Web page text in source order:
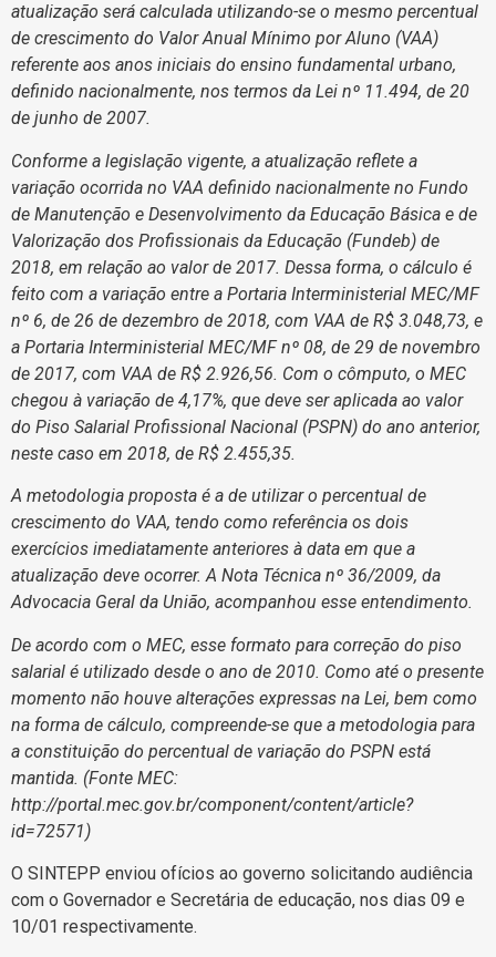
atualização será calculada utilizando-se o mesmo percentual
de crescimento do Valor Anual Mínimo por Aluno (VAA)
referente aos anos iniciais do ensino fundamental urbano,
definido nacionalmente, nos termos da Lei nº 11.494, de 20
de junho de 2007.
Conforme a legislação vigente, a atualização reflete a
variação ocorrida no VAA definido nacionalmente no Fundo
de Manutenção e Desenvolvimento da Educação Básica e de
Valorização dos Profissionais da Educação (Fundeb) de
2018, em relação ao valor de 2017. Dessa forma, o cálculo é
feito com a variação entre a Portaria Interministerial MEC/MF
nº 6, de 26 de dezembro de 2018, com VAA de R$ 3.048,73, e
a Portaria Interministerial MEC/MF nº 08, de 29 de novembro
de 2017, com VAA de R$ 2.926,56. Com o cômputo, o MEC
chegou à variação de 4,17%, que deve ser aplicada ao valor
do Piso Salarial Profissional Nacional (PSPN) do ano anterior,
neste caso em 2018, de R$ 2.455,35.
A metodologia proposta é a de utilizar o percentual de
crescimento do VAA, tendo como referência os dois
exercícios imediatamente anteriores à data em que a
atualização deve ocorrer. A Nota Técnica nº 36/2009, da
Advocacia Geral da União, acompanhou esse entendimento.
De acordo com o MEC, esse formato para correção do piso
salarial é utilizado desde o ano de 2010. Como até o presente
momento não houve alterações expressas na Lei, bem como
na forma de cálculo, compreende-se que a metodologia para
a constituição do percentual de variação do PSPN está
mantida. (Fonte MEC:
http://portal.mec.gov.br/component/content/article?
id=72571)
O SINTEPP enviou ofícios ao governo solicitando audiência
com o Governador e Secretária de educação, nos dias 09 e
10/01 respectivamente.